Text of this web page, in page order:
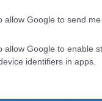
allow Google to send
allow Google to enable
identifiers in apps.
Vi nåddes
inte vara speciellt
varför. Finns det
här och nu
kan uppfattas
har alltid gjort